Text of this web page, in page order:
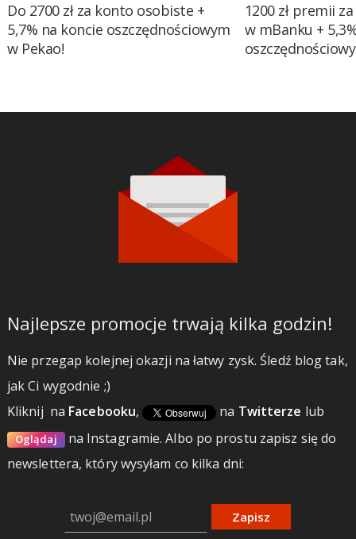
Do 2700 zł za konto osobiste +
5,7% na koncie oszczędnościowym
w Pekao!
1200 zł premii
w mBanku +
Najlepsze promocje trwają kilka godzin!
Nie przegap kolejnej okazji na łatwy zysk. Śledź blog tak,
jak Ci wygodnie ;)
Kliknij na Facebooku, na Twitterze lub
Oglądaj na Instagramie.Albo po prostu zapisz się do
newslettera, który wysyłam co kilka dni:
Zapisz